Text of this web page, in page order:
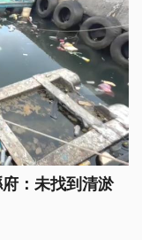
：未找到清淤